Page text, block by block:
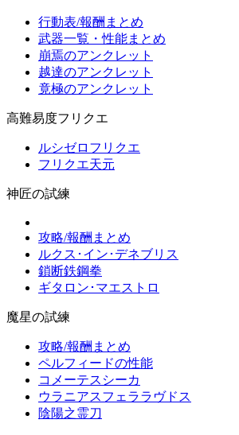
行動表/報酬まとめ
武器一覧・性能まとめ
崩焉のアンクレット
越達のアンクレット
竟極のアンクレット
高難易度フリクエ
ルシゼロフリクエ
フリクエ天元
神匠の試練
攻略/報酬まとめ
ルクス･イン･デネブリス
鎖断鉄鋼拳
ギタロン･マエストロ
魔星の試練
攻略/報酬まとめ
ペルフィードの性能
コメーテスシーカ
ウラニアスフェララヴドス
陰陽之霊刀